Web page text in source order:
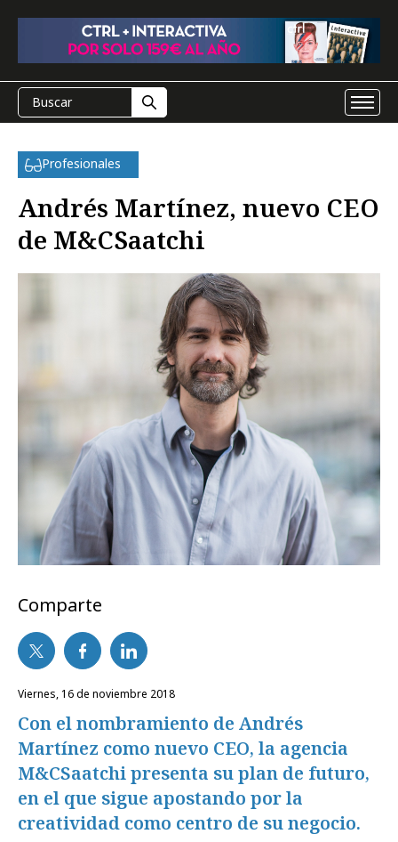
Profesionales
Andrés Martínez, nuevo CEO
de M&CSaatchi
Comparte
viernes, 16 de noviembre 2018
Con el nombramiento de Andrés
Martínez como nuevo CEO, la agencia
M&CSaatchi presenta su plan de futuro,
en el que sigue apostando por la
creatividad como centro de su negocio.